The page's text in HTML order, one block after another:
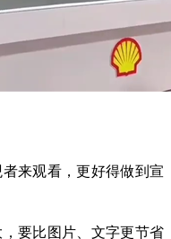
来观看，更好得做到宣
要比图片、文字更节省